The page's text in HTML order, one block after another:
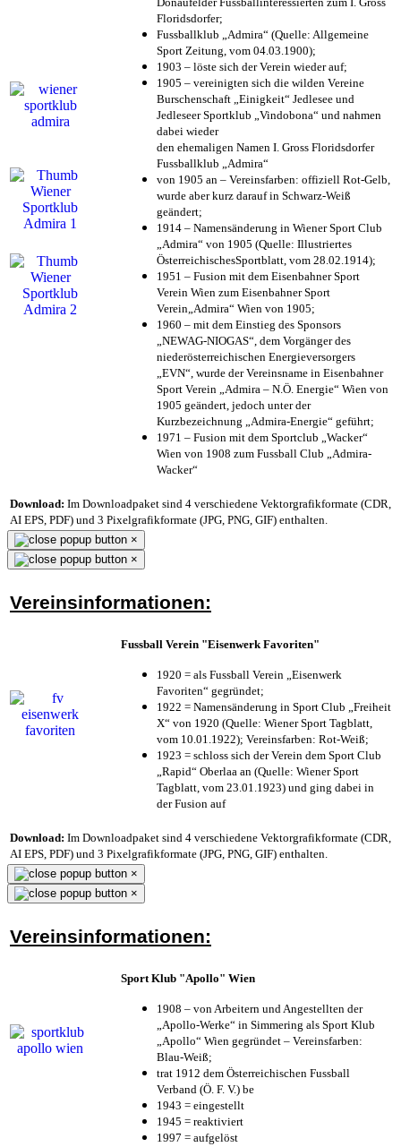
Floridsdorfer;
Fussballklub „Admira“ (Quelle: Allgemeine
Sport Zeitung, vom 04.03.1900);
1903 – löste sich der Verein wieder auf;
1905 – vereinigten sich die wilden Vereine
Burschenschaft „Einigkeit“ Jedlesee und
Jedleseer Sportklub „Vindobona“ und nahmen
dabei wieder
den ehemaligen Namen I. Gross Floridsdorfer
Fussballklub „Admira“
von 1905 an – Vereinsfarben: offiziell Rot-Gelb,
wurde aber kurz darauf in Schwarz-Weiß
geändert;
1914 – Namensänderung in Wiener Sport Club
„Admira“ von 1905 (Quelle: Illustriertes
ÖsterreichischesSportblatt, vom 28.02.1914);
1951 – Fusion mit dem Eisenbahner Sport
Verein Wien zum Eisenbahner Sport
Verein„Admira“ Wien von 1905;
1960 – mit dem Einstieg des Sponsors
„NEWAG-NIOGAS“, dem Vorgänger des
niederösterreichischen Energieversorgers
„EVN“, wurde der Vereinsname in Eisenbahner
Sport Verein „Admira – N.Ö. Energie“ Wien von
1905 geändert, jedoch unter der
Kurzbezeichnung „Admira-Energie“ geführt;
1971 – Fusion mit dem Sportclub „Wacker“
Wien von 1908 zum Fussball Club „Admira-
Wacker“
Download: Im Downloadpaket sind 4 verschiedene Vektorgrafikformate (CDR,
AI EPS, PDF) und 3 Pixelgrafikformate (JPG, PNG, GIF) enthalten.
×
×
Vereinsinformationen:
Fussball Verein "Eisenwerk Favoriten"
1920 = als Fussball Verein „Eisenwerk
Favoriten“ gegründet;
1922 = Namensänderung in Sport Club „Freiheit
X“ von 1920 (Quelle: Wiener Sport Tagblatt,
vom 10.01.1922); Vereinsfarben: Rot-Weiß;
1923 = schloss sich der Verein dem Sport Club
„Rapid“ Oberlaa an (Quelle: Wiener Sport
Tagblatt, vom 23.01.1923) und ging dabei in
der Fusion auf
Download: Im Downloadpaket sind 4 verschiedene Vektorgrafikformate (CDR,
AI EPS, PDF) und 3 Pixelgrafikformate (JPG, PNG, GIF) enthalten.
×
×
Vereinsinformationen:
Sport Klub "Apollo" Wien
1908 – von Arbeitern und Angestellten der
„Apollo-Werke“ in Simmering als Sport Klub
„Apollo“ Wien gegründet – Vereinsfarben:
Blau-Weiß;
trat 1912 dem Österreichischen Fussball
Verband (Ö. F. V.) be
1943 = eingestellt
1945 = reaktiviert
1997 = aufgelöst